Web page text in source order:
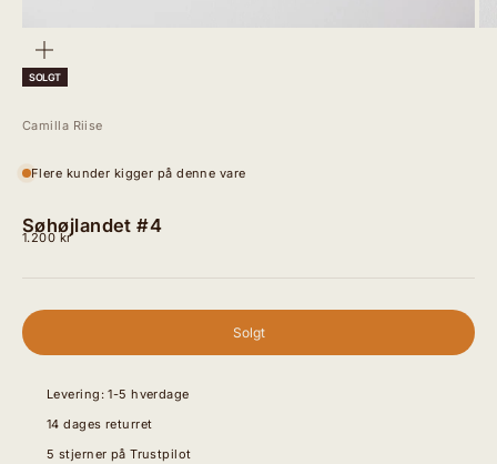
SOLGT
Camilla Riise
Flere kunder kigger på denne vare
Søhøjlandet #4
Salgspris
1.200 kr
Solgt
Levering: 1-5 hverdage
14 dages returret
5 stjerner på Trustpilot